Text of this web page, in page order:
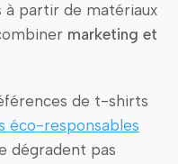
à partir de matériaux
marketing et
de t-shirts
éco-responsables
dégradent pas